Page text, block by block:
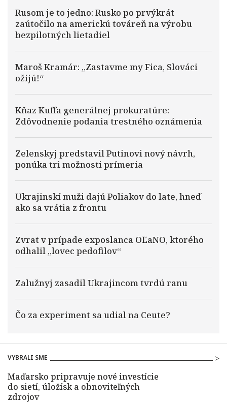
Rusom je to jedno: Rusko po prvýkrát
zaútočilo na americkú továreň na výrobu
bezpilotných lietadiel
Maroš Kramár: „Zastavme my Fica, Slováci
ožijú!“
Kňaz Kuffa generálnej prokuratúre:
Zdôvodnenie podania trestného oznámenia
Zelenskyj predstavil Putinovi nový návrh,
ponúka tri možnosti prímeria
Ukrajinskí muži dajú Poliakov do late, hneď
ako sa vrátia z frontu
Zvrat v prípade exposlanca OĽaNO, ktorého
odhalil „lovec pedofilov“
Zalužnyj zasadil Ukrajincom tvrdú ranu
Čo za experiment sa udial na Ceute?
VYBRALI SME
Maďarsko pripravuje nové investície
do sietí, úložísk a obnoviteľných
zdrojov